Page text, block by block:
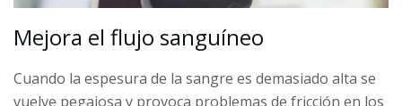
Mejora el flujo sanguíneo
Cuando la espesura de la sangre es demasiado alta se
vuelve pegajosa y provoca problemas de fricción en los